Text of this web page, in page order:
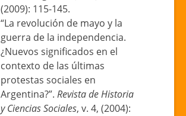
(2009): 115-145.
“La revolución de mayo y la
guerra de la independencia.
¿Nuevos significados en el
contexto de las últimas
protestas sociales en
Argentina?”. Revista de Historia
y Ciencias Sociales, v. 4, (2004):